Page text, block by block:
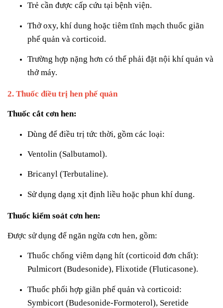
Trẻ cần được cấp cứu tại bệnh viện.
Thở oxy, khí dung hoặc tiêm tĩnh mạch thuốc giãn
phế quản và corticoid.
Trường hợp nặng hơn có thể phải đặt nội khí quản và
thở máy.
2. Thuốc điều trị hen phế quản
Thuốc cắt cơn hen:
Dùng để điều trị tức thời, gồm các loại:
Ventolin (Salbutamol).
Bricanyl (Terbutaline).
Sử dụng dạng xịt định liều hoặc phun khí dung.
Thuốc kiểm soát cơn hen:
Được sử dụng để ngăn ngừa cơn hen, gồm:
Thuốc chống viêm dạng hít (corticoid đơn chất):
Pulmicort (Budesonide), Flixotide (Fluticasone).
Thuốc phối hợp giãn phế quản và corticoid:
Symbicort (Budesonide-Formoterol), Seretide